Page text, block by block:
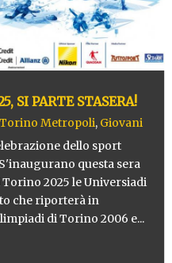
SI PARTE STASERA!
Torino Metropoli, Giovani
dello sport
questa sera
2025 le Universiadi
che riporterà in
di Torino 2006 e...